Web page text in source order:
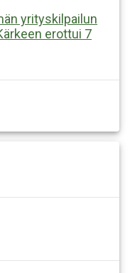
yrityskilpailun
erottui 7